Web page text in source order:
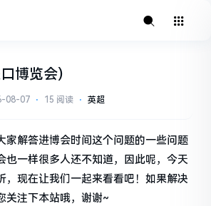
博览会)
08-07 ⋅ 15 阅读 ⋅ 英超
家解答进博会时间这个问题的一些问题
也一样很多人还不知道，因此呢，今天
，现在让我们一起来看看吧！如果解决
关注下本站哦，谢谢~